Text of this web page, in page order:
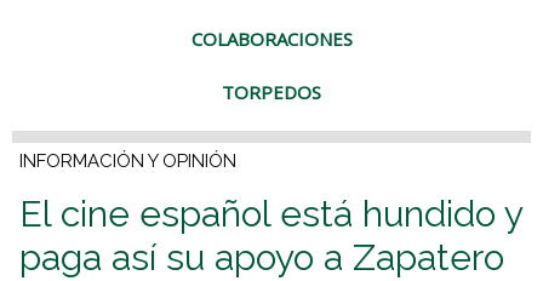
COLABORACIONES
TORPEDOS
INFORMACIÓN Y OPINIÓN
El cine español está hundido y
paga así su apoyo a Zapatero